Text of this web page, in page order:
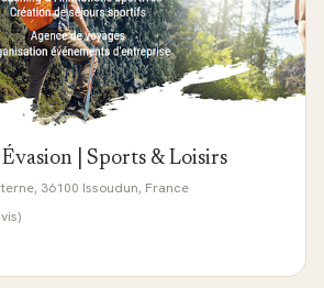
| Sports & Loisirs
36100 Issoudun, France